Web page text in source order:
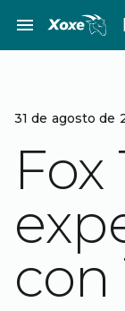
contenido
menu
31 de agosto de
Fox